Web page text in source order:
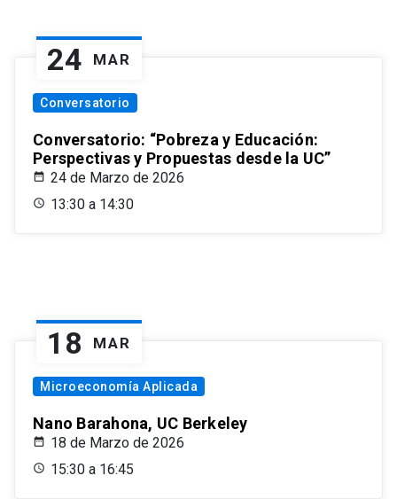
24 MAR
Conversatorio
Conversatorio: “Pobreza y Educación:
Perspectivas y Propuestas desde la UC”
24 de Marzo de 2026
13:30 a 14:30
18 MAR
Microeconomía Aplicada
Nano Barahona, UC Berkeley
18 de Marzo de 2026
15:30 a 16:45